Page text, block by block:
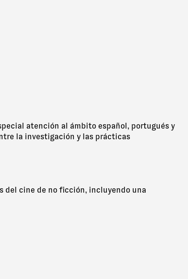
atención al ámbito español, portugués y
la investigación y las prácticas
del cine de no ficción, incluyendo una